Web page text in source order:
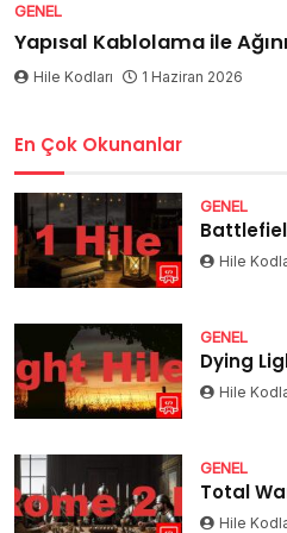
GENEL
Yapısal Kablolama ile
Hile Kodları 1 Haziran 2026
En Çok Okunanlar
GENEL
Hile
GENEL
Dying
Hile
GENEL
Total
Hile